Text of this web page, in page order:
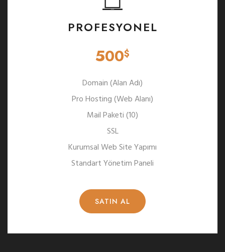
PROFESYONEL
500$
Domain (Alan Adı)
Pro Hosting (Web Alanı)
Mail Paketi (10)
SSL
Kurumsal Web Site Yapımı
Standart Yönetim Paneli
SATIN AL